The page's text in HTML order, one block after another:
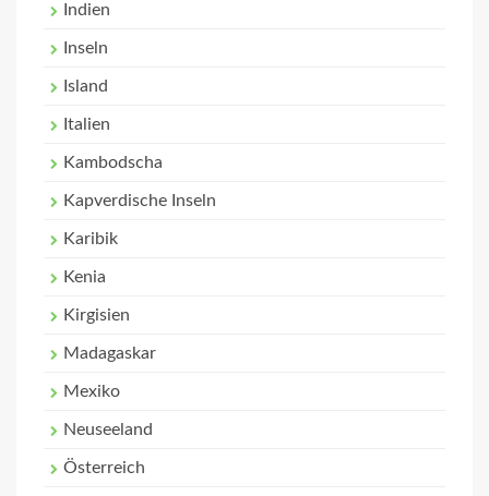
Indien
Inseln
Island
Italien
Kambodscha
Kapverdische Inseln
Karibik
Kenia
Kirgisien
Madagaskar
Mexiko
Neuseeland
Österreich